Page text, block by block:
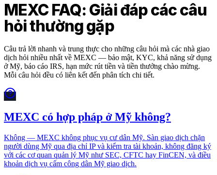
MEXC FAQ: Giải đáp các câu
hỏi thường gặp
Câu trả lời nhanh và trung thực cho những câu hỏi mà các nhà giao
dịch hỏi nhiều nhất về MEXC — bảo mật, KYC, khả năng sử dụng
ở Mỹ, báo cáo IRS, hạn mức rút tiền và tiền thưởng chào mừng.
Mỗi câu hỏi đều có liên kết đến phân tích chi tiết.
MEXC có hợp pháp ở Mỹ không?
Không — MEXC không phục vụ cư dân Mỹ. Sàn giao dịch chặn
người dùng Mỹ qua địa chỉ IP và kiểm tra tài khoản, không đăng ký
với các cơ quan quản lý Mỹ như SEC, CFTC hay FinCEN, và điều
khoản dịch vụ cấm công dân Mỹ giao dịch.